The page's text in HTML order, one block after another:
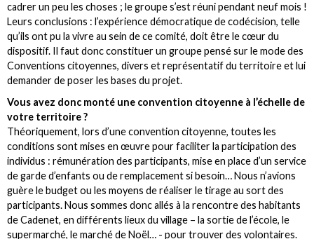
cadrer un peu les choses ; le groupe s’est réuni pendant neuf mois !
Leurs conclusions : l’expérience démocratique de codécision, telle
qu’ils ont pu la vivre au sein de ce comité, doit être le cœur du
dispositif. Il faut donc constituer un groupe pensé sur le mode des
Conventions citoyennes, divers et représentatif du territoire et lui
demander de poser les bases du projet.
Vous avez donc monté une convention citoyenne à l’échelle de
votre territoire ?
Théoriquement, lors d’une convention citoyenne, toutes les
conditions sont mises en œuvre pour faciliter la participation des
individus : rémunération des participants, mise en place d’un service
de garde d’enfants ou de remplacement si besoin… Nous n’avions
guère le budget ou les moyens de réaliser le tirage au sort des
participants. Nous sommes donc allés à la rencontre des habitants
de Cadenet, en différents lieux du village – la sortie de l’école, le
supermarché, le marché de Noël… - pour trouver des volontaires.